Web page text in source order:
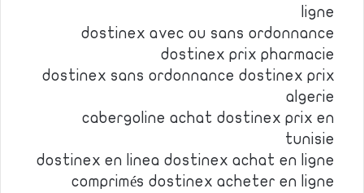
ligne
dostinex avec ou sans ordonnance
dostinex prix pharmacie
dostinex sans ordonnance dostinex prix
algerie
cabergoline achat dostinex prix en
tunisie
dostinex en linea dostinex achat en ligne
comprimés dostinex acheter en ligne